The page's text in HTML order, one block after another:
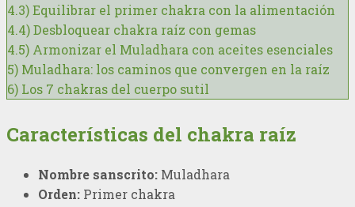
4.3)Equilibrar el primer chakra con la alimentación
4.4)Desbloquear chakra raíz con gemas
4.5) Armonizar el Muladhara con aceites esenciales
5) Muladhara: los caminos que convergen en la raíz
6) Los 7 chakras del cuerpo sutil
Características del chakra raíz
Nombre sanscrito: Muladhara
Orden: Primer chakra